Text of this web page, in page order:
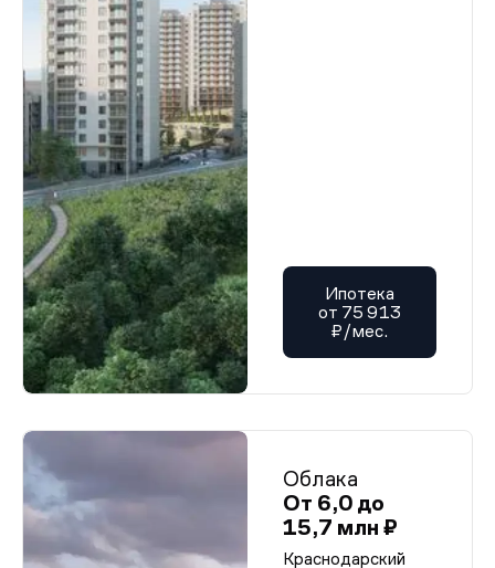
Ипотека
от 75 913
₽/мес.
Облака
От 6,0 до
15,7 млн ₽
Краснодарский